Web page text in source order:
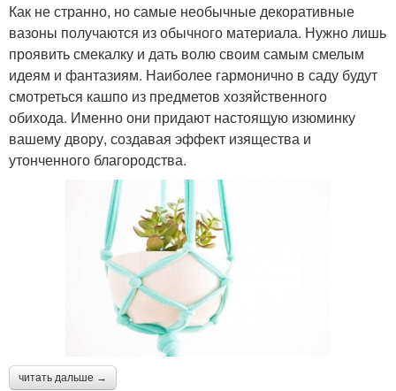
Как не странно, но самые необычные декоративные
вазоны получаются из обычного материала. Нужно лишь
проявить смекалку и дать волю своим самым смелым
идеям и фантазиям. Наиболее гармонично в саду будут
смотреться кашпо из предметов хозяйственного
обихода. Именно они придают настоящую изюминку
вашему двору, создавая эффект изящества и
утонченного благородства.
читать дальше →